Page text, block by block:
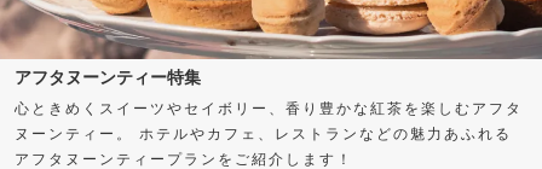
アフタヌーンティー特集
心ときめくスイーツやセイボリー、香り豊かな紅茶を楽しむアフタ
ヌーンティー。 ホテルやカフェ、レストランなどの魅力あふれる
アフタヌーンティープランをご紹介します！